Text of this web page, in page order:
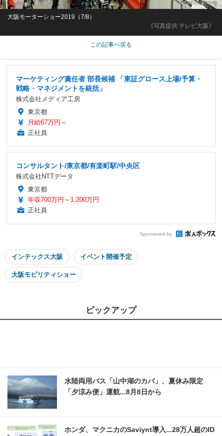
《写真提供 テレビ大阪》
大阪モーターショー2019（7/8）
この記事へ戻る
マーケティング責任者 部長候補 「東証グロース上場/予算・
戦略・マネジメントを統括」
株式会社メディア工房
東京都
月給67万円～
正社員
コンサルタント/東京都/有楽町駅/中央区
株式会社NTTデータ
東京都
年収700万円～1,200万円
正社員
Sponsored by
インテックス大阪 イベント開催予定
大阪モビリティショー
ピックアップ
水陸両用バス「山中湖のカバ」、夏休み限定
「夕涼み便」運航...8月8日から
ホンダ、マクニカのSaviynt導入...28万人超のID